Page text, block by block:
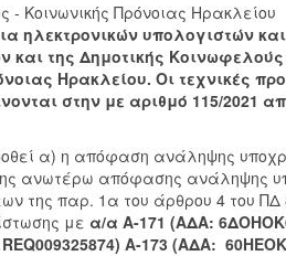
- Κοινωνικής Πρόνοιας Ηρακλείου
ηλεκτρονικών υπολογιστών και
και της Δημοτικής Κοινωφελούς
Ηρακλείου. Οι τεχνικές
στην με αριθμό 115/2021
α) η απόφαση ανάληψης
ανωτέρω απόφασης ανάληψης
της παρ. 1α του άρθρου 4 του ΠΔ
με α/α Α-171 (ΑΔΑ:
Α-173 (ΑΔΑ: